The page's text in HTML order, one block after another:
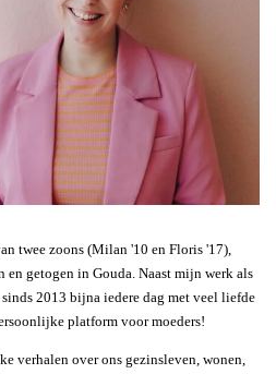
twee zoons (Milan '10 en Floris '17),
en getogen in Gouda. Naast mijn werk als
2013 bijna iedere dag met veel liefde
platform voor moeders!
verhalen over ons gezinsleven, wonen,